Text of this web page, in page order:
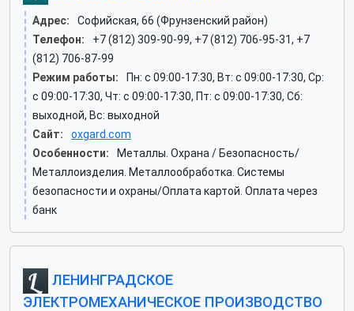
Адрес:
Софийская, 66 (Фрунзенский район)
Телефон:
+7 (812) 309-90-99, +7 (812) 706-95-31, +7
(812) 706-87-99
Режим работы:
Пн: c 09:00-17:30, Вт: c 09:00-17:30, Ср:
c 09:00-17:30, Чт: c 09:00-17:30, Пт: c 09:00-17:30, Сб:
выходной, Вс: выходной
Сайт:
oxgard.com
Особенности:
Металлы. Охрана / Безопасность/
Металлоизделия. Металлообработка. Системы
безопасности и охраны/Оплата картой. Оплата через
банк
ЛЕНИНГРАДСКОЕ
ЭЛЕКТРОМЕХАНИЧЕСКОЕ ПРОИЗВОДСТВО